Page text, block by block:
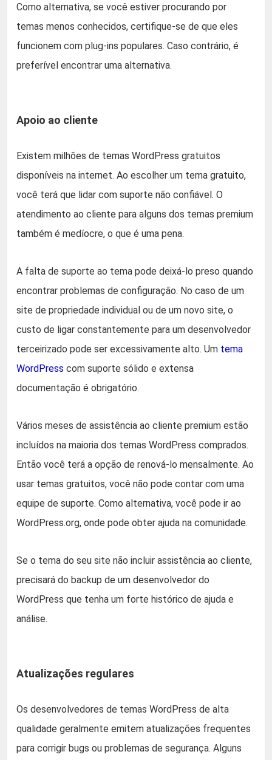
Como alternativa, se você estiver procurando por
temas menos conhecidos, certifique-se de que eles
funcionem com plug-ins populares. Caso contrário, é
preferível encontrar uma alternativa.
Apoio ao cliente
Existem milhões de temas WordPress gratuitos
disponíveis na internet. Ao escolher um tema gratuito,
você terá que lidar com suporte não confiável. O
atendimento ao cliente para alguns dos temas premium
também é medíocre, o que é uma pena.
A falta de suporte ao tema pode deixá-lo preso quando
encontrar problemas de configuração. No caso de um
site de propriedade individual ou de um novo site, o
custo de ligar constantemente para um desenvolvedor
terceirizado pode ser excessivamente alto. Um tema
WordPress com suporte sólido e extensa
documentação é obrigatório.
Vários meses de assistência ao cliente premium estão
incluídos na maioria dos temas WordPress comprados.
Então você terá a opção de renová-lo mensalmente. Ao
usar temas gratuitos, você não pode contar com uma
equipe de suporte. Como alternativa, você pode ir ao
WordPress.org, onde pode obter ajuda na comunidade.
Se o tema do seu site não incluir assistência ao cliente,
precisará do backup de um desenvolvedor do
WordPress que tenha um forte histórico de ajuda e
análise.
Atualizações regulares
Os desenvolvedores de temas WordPress de alta
qualidade geralmente emitem atualizações frequentes
para corrigir bugs ou problemas de segurança. Alguns